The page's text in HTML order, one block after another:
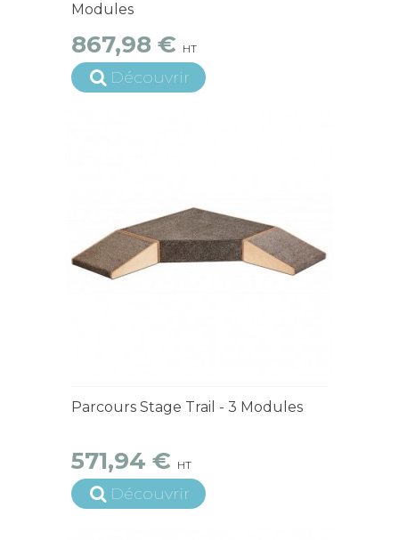
Modules
867,98 € HT
Découvrir
Parcours Stage Trail - 3 Modules
571,94 € HT
Découvrir